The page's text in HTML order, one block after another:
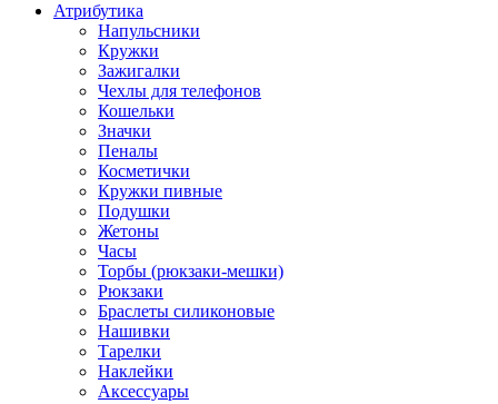
Атрибутика
Напульсники
Кружки
Зажигалки
Чехлы для телефонов
Кошельки
Значки
Пеналы
Косметички
Кружки пивные
Подушки
Жетоны
Часы
Торбы (рюкзаки-мешки)
Рюкзаки
Браслеты силиконовые
Нашивки
Тарелки
Наклейки
Аксессуары